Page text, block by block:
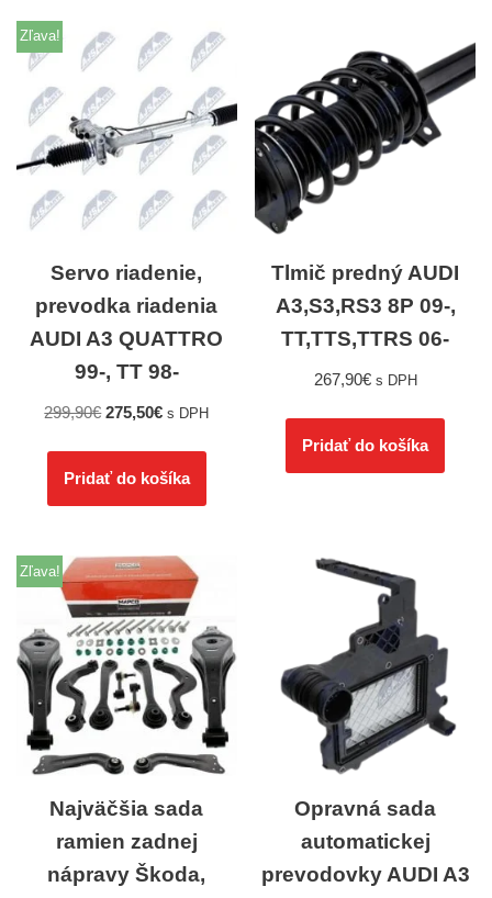
Zľava!
Servo riadenie,
prevodka riadenia
AUDI A3 QUATTRO
99-, TT 98-
299,90€ 275,50€ s DPH
Pridať do košíka
Tlmič predný AUDI
A3,S3,RS3 8P 09-,
TT,TTS,TTRS 06-
267,90€ s DPH
Pridať do košíka
Zľava!
Najväčšia sada
ramien zadnej
nápravy Škoda,
Opravná sada
automatickej
prevodovky AUDI A3